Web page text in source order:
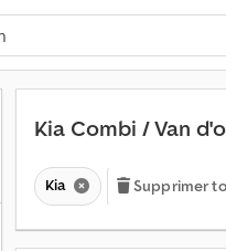
Kia Combi / Van
Kia Supprimer